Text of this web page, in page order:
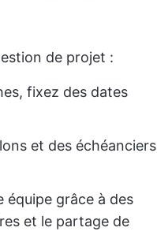
de projet :
fixez des dates
et des échéanciers
équipe grâce à des
et le partage de